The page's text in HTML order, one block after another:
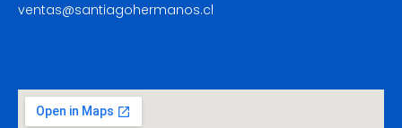
ventas@santiagohermanos.cl